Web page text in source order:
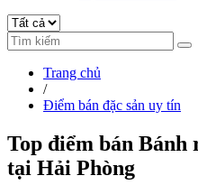
Trang chủ
/
Điểm bán đặc sản uy tín
Top điểm bán
tại Hải Phòng